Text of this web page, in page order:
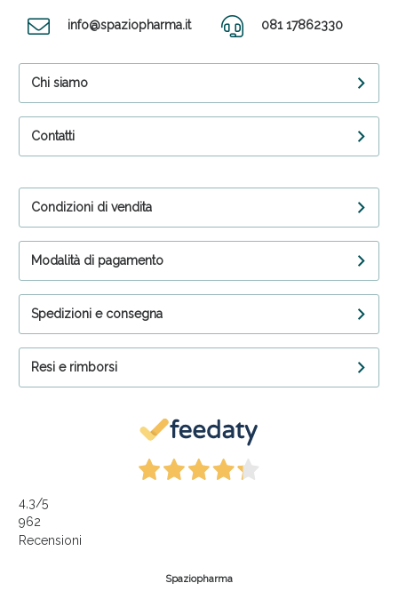
info@spaziopharma.it 081 17862330
Chi siamo
Contatti
Condizioni di vendita
Modalità di pagamento
Spedizioni e consegna
Resi e rimborsi
4,3/5
962
Recensioni
Spaziopharma